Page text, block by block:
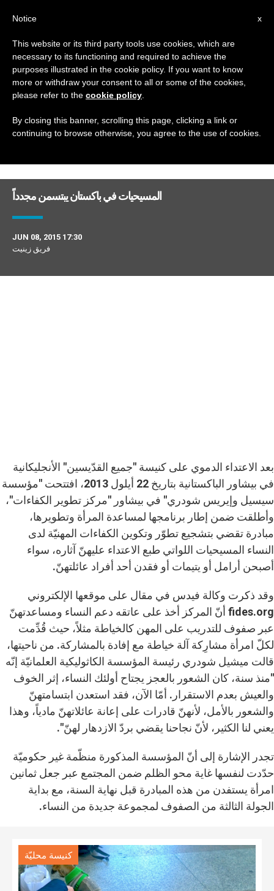
DAY
June 8th, 2015
DERNIÈRES NOUVELLES
المسيحيات في باكستان يبتسمن مجدداً
JUN 08, 2015 17:30
فريق زينيت
بعد الاعتداء الدموي على كنيسة "جميع القدّيسين" الأنجليكانية
في بيشاور الباكستانية بتاريخ 22 أيلول 2013، افتتحت "مؤسسة
سيسيل وإيريس شودري" في بيشاور "مركز تطوير الكفاءات"،
وأطلقت ضمن إطار برنامجها لمساعدة المرأة وتطويرها،
مبادرة تقضي بتشجيع تطوّر وتكوين الكفاءات المهنيّة لدى
النساء المسيحيات اللواتي طبع الاعتداء عليهنّ آثاره، سواء
أصبحن أرامل أو يتيمات أو فقدن أحد أفراد عائلتهنّ.
وقد ذكرت وكالة فيدس في مقال على موقعها الإلكتروني
fides.org أنّ المركز أخذ على عاتقه دعم النساء ومساعدتهنّ
عبر صفوف للتدريب على المهن كالخياطة مثلاً، حيث قُدِّمت
لكلّ امرأة مشارِكة آلة خياطة مع إفادة بالمشاركة. من ناحيتها،
قالت ميشيل شودري رئيسة المؤسسة الكاثوليكية العلمانيّة إنّه
"منذ سنة، كان الشعور بالعجز يجتاح أولئك النساء، إثر الخوف
والعيش بعدم الاستقرار. أمّا الآن، فقد استعدن ابتسامتهنّ
والشعور بالأمل، لأنهنّ قادرات على إعانة عائلاتهنّ مادياً، وهذا
يعني لنا الكثير، لأنّ نجاحنا يقضي بردّ الازدهار لهنّ".
تجدر الإشارة إلى أنّ المؤسسة المذكورة منظّمة غير حكوميّة
حدّدت لنفسها غاية محو الظلم ضمن المجتمع عبر جعل ثمانين
امرأة يستفدن من هذه المبادرة قبل نهاية السنة، مع بداية
الجولة الثالثة من الصفوف لمجموعة جديدة من النساء.
كنيسة محليّة
x
Notice
This website or its third party tools use cookies, which are
necessary to its functioning and required to achieve the
purposes illustrated in the cookie policy. If you want to know
more or withdraw your consent to all or some of the cookies,
please refer to the cookie policy
By closing this banner, scrolling this page, clicking a link or
continuing to browse otherwise, you agree to the use of cookies.